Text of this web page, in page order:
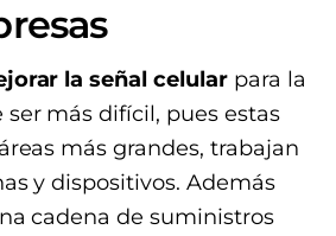
la señal celularpara la
más difícil, pues estas
más grandes, trabajan
y dispositivos. Además
cadena de suministros